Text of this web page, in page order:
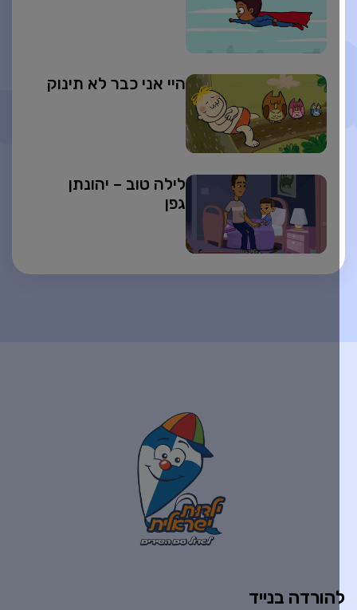
היי אני כבר לא תינוק
לילה טוב – יהונתן
גפן
בנייד